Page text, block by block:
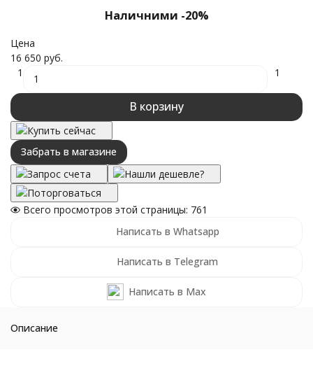
Наличними -20%
Цена
16 650 руб.
1
1
В корзину
Купить сейчас
Забрать в магазине
Запрос счета
Нашли дешевле?
Поторговаться
Всего просмотров этой страницы: 761
Написать в Whatsapp
Написать в Telegram
Написать в Max
Описание